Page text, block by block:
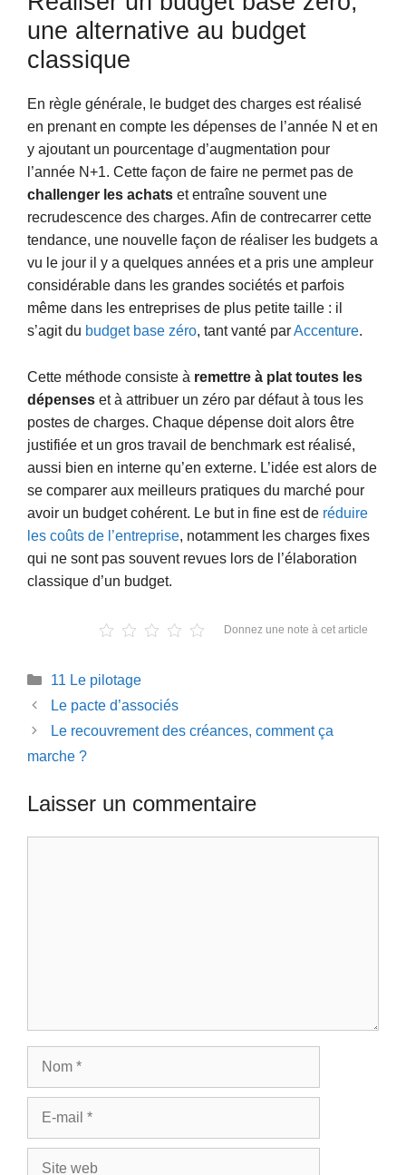
une alternative au budget
classique
En règle générale, le budget des charges est réalisé
en prenant en compte les dépenses de l’année N et en
y ajoutant un pourcentage d’augmentation pour
l’année N+1. Cette façon de faire ne permet pas de
challenger les achats et entraîne souvent une
recrudescence des charges. Afin de contrecarrer cette
tendance, une nouvelle façon de réaliser les budgets a
vu le jour il y a quelques années et a pris une ampleur
considérable dans les grandes sociétés et parfois
même dans les entreprises de plus petite taille : il
s’agit du budget base zéro, tant vanté parAccenture.
Cette méthode consiste à remettre à plat toutes les
dépenses et à attribuer un zéro par défaut à tous les
postes de charges. Chaque dépense doit alors être
justifiée et un gros travail de benchmark est réalisé,
aussi bien en interne qu’en externe. L’idée est alors de
se comparer aux meilleurs pratiques du marché pour
avoir un budget cohérent. Le but in fine est de réduire
les coûts de l’entreprise, notamment les charges fixes
qui ne sont pas souvent revues lors de l’élaboration
classique d’un budget.
Donnez une note à cet article
Catégories
11 Le pilotage
Le pacte d’associés
Le recouvrement des créances, comment ça
marche ?
Laisser un commentaire